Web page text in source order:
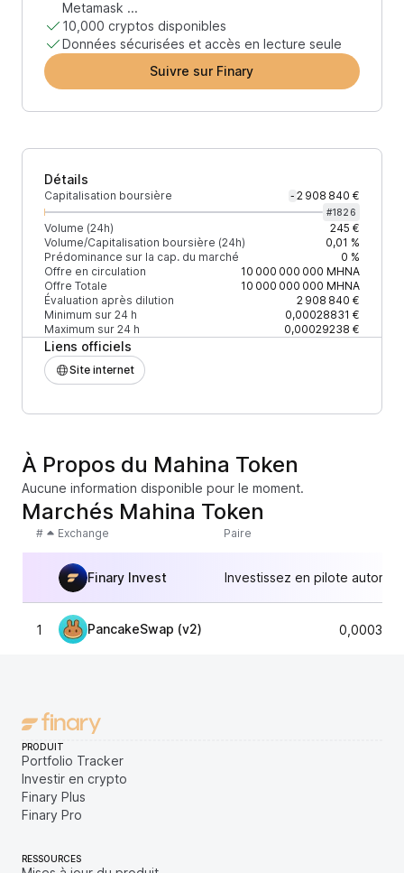
Metamask ...
10,000 cryptos disponibles
Données sécurisées et accès en lecture seule
Suivre sur Finary
Détails
Capitalisation boursière - 2 908 840 €
#1826
Volume (24h)
245 €
Volume/Capitalisation boursière (24h)
0,01 %
Prédominance sur la cap. du marché
0 %
Offre en circulation
10 000 000 000 MHNA
Offre Totale
10 000 000 000 MHNA
Évaluation après dilution
2 908 840 €
Minimum sur 24 h
0,00028831 €
Maximum sur 24 h
0,00029238 €
Liens officiels
Site internet
À Propos du Mahina Token
Aucune information disponible pour le moment.
Marchés Mahina Token
# Exchange Paire
Finary Invest Investissez en pilote
1 PancakeSwap (v2)
PRODUIT
Portfolio Tracker
Investir en crypto
Finary Plus
Finary Pro
RESSOURCES